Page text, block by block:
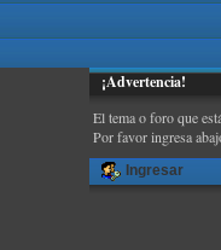
¡Advertencia!
El tema o foro que
Por favor ingresa
Ingresar